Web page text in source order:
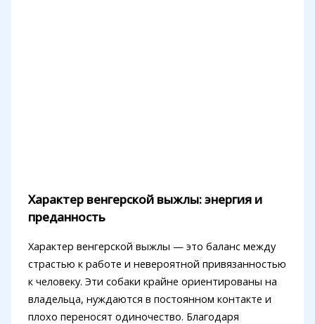
Характер венгерской выжлы: энергия и
преданность
Характер венгерской выжлы — это баланс между
страстью к работе и невероятной привязанностью
к человеку. Эти собаки крайне ориентированы на
владельца, нуждаются в постоянном контакте и
плохо переносят одиночество. Благодаря